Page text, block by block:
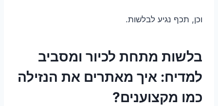
וכן, תכף נגיע לבלשות.
בלשות מתחת לכיור ומסביב
למדיח: איך מאתרים את הנזילה
כמו מקצוענים?